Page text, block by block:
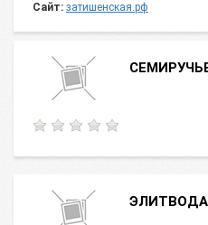
Сайт: затишенская.рф
ЭЛИТВОДА